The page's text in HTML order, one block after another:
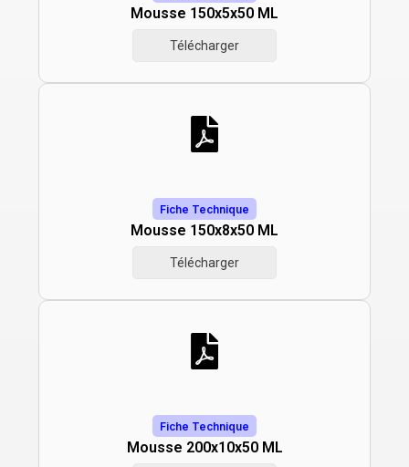
Mousse 150x5x50 ML
Télécharger
Fiche Technique
Mousse 150x8x50 ML
Télécharger
Fiche Technique
Mousse 200x10x50 ML